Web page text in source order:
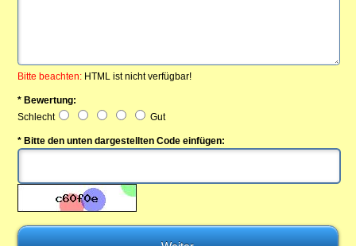
Bitte beachten: HTML ist nicht verfügbar!
* Bewertung:
Schlecht
Gut
* Bitte den unten dargestellten Code einfügen: